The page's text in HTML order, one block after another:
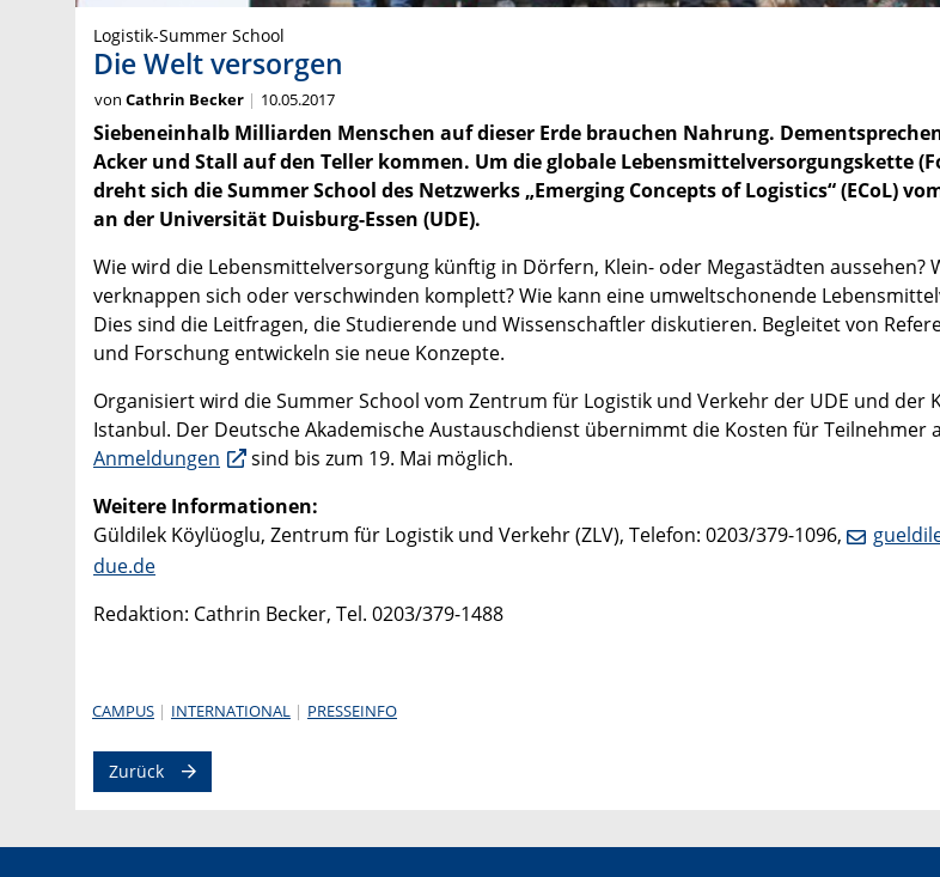
Logistik-Summer School
Die Welt versorgen
von Cathrin Becker 10.05.2017
Siebeneinhalb Milliarden Menschen auf dieser Erde brauchen Nahrung.
Acker und Stall auf den Teller kommen. Um die globale Lebensmittelversorgungskette
dreht sich die Summer School des Netzwerks „Emerging Concepts of Logistics“ (ECoL)
an der Universität Duisburg-Essen (UDE).
Wie wird die Lebensmittelversorgung künftig in Dörfern, Klein- oder Megastädten aussehen?
verknappen sich oder verschwinden komplett? Wie kann eine umweltschonende
Dies sind die Leitfragen, die Studierende und Wissenschaftler diskutieren. Begleitet von
und Forschung entwickeln sie neue Konzepte.
Organisiert wird die Summer School vom Zentrum für Logistik und Verkehr der UDE und der
Istanbul. Der Deutsche Akademische Austauschdienst übernimmt die Kosten für Teilnehmer
Anmeldungen
sind bis zum 19. Mai möglich.
Weitere Informationen:
Güldilek Köylüoglu, Zentrum für Logistik und Verkehr (ZLV), Telefon: 0203/379-1096,
due.de
Redaktion: Cathrin Becker, Tel. 0203/379-1488
CAMPUS INTERNATIONAL PRESSEINFO
Zurück